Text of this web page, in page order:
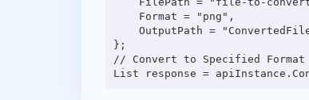
};
// Convert to Specified Format